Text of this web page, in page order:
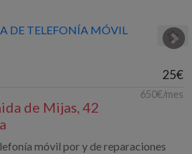
25€
650€/mes
de Mijas, 42
móvil por y de reparaciones